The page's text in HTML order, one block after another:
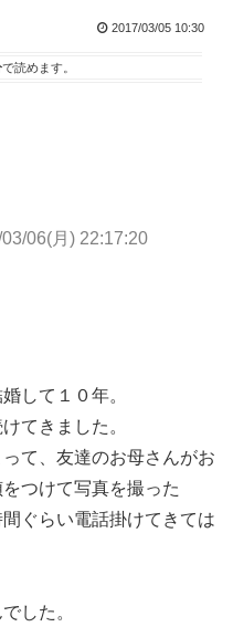
2017/03/05 10:30
で読めます。
06(月) 22:17:20
して１０年。
てきました。
て、友達のお母さんがお
つけて写真を撮った
ぐらい電話掛けてきては
した。